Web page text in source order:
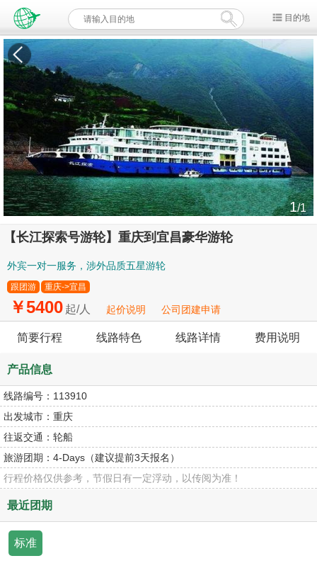
目的地
1/1
【长江探索号游轮】重庆到宜昌豪华游轮
外宾一对一服务，涉外品质五星游轮
跟团游 重庆->宜昌
￥5400 起/人 起价说明 公司团建申请
简要行程 线路特色 线路详情 费用说明
产品信息
线路编号： 113910
出发城市： 重庆
往返交通： 轮船
旅游团期： 4-Days（建议提前3天报名）
行程价格仅供参考，节假日有一定浮动，以传阅为准！
最近团期
标准